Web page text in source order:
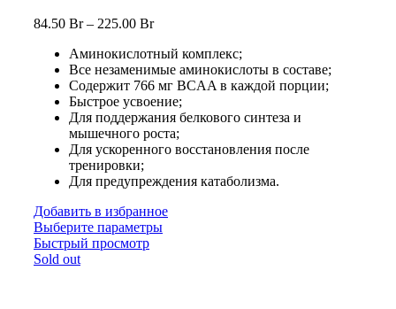
84.50 Br– 225.00 Br
Аминокислотный комплекс;
Все незаменимые аминокислоты в составе;
Содержит 766 мг BCAA в каждой порции;
Быстрое усвоение;
Для поддержания белкового синтеза и
мышечного роста;
Для ускоренного восстановления после
тренировки;
Для предупреждения катаболизма.
Добавить в избранное
Выберите параметры
Быстрый просмотр
Sold out